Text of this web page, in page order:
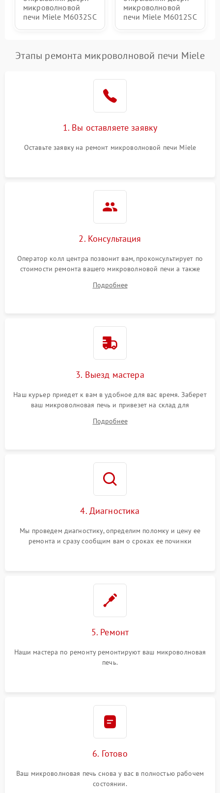
микроволновой
печи Miele M6032SC
микроволновой
печи Miele M6012SC
Этапы ремонта микроволновой печи Miele
1. Вы оставляете заявку
Оставьте заявку на ремонт микроволновой печи Miele
2. Консультация
Оператор колл центра позвонит вам, проконсультирует по
стоимости ремонта вашего микроволновой печи а также
Подробнее
3. Выезд мастера
Наш курьер приедет к вам в удобное для вас время. Заберет
ваш микроволновая печь и привезет на склад для
Подробнее
4. Диагностика
Мы проведем диагностику, определим поломку и цену ее
ремонта и сразу сообщим вам о сроках ее починки
5. Ремонт
Наши мастера по ремонту ремонтируют ваш микроволновая
печь.
6. Готово
Ваш микроволновая печь снова у вас в полностью рабочем
состоянии.